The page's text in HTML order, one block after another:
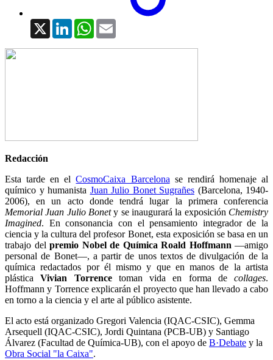
X LinkedInWhatsApp
Redacción
Esta tarde en elCosmoCaixa Barcelonase rendirá homenaje al
químico y humanista Juan Julio Bonet Sugrañes (Barcelona, 1940-
2006), en un acto donde tendrá lugar la primera conferencia
Memorial Juan Julio Bonety se inaugurará la exposición Chemistry
Imagined. En consonancia con el pensamiento integrador de la
ciencia y la cultura del profesor Bonet, esta exposición se basa en un
trabajo del premio Nobel de Química Roald Hoffmann—amigo
personal de Bonet—, a partir de unos textos de divulgación de la
química redactados por él mismo y que en manos de la artista
plásticaVivian Torrencetoman vida en forma de collages.
Hoffmann y Torrence explicarán el proyecto que han llevado a cabo
en torno a la ciencia y el arte al público asistente.
El acto está organizado Gregori Valencia (IQAC-CSIC), Gemma
Arsequell (IQAC-CSIC), Jordi Quintana (PCB-UB) y Santiago
Álvarez (Facultad de Química-UB), con el apoyo de B·Debate y la
Obra Social "la Caixa".